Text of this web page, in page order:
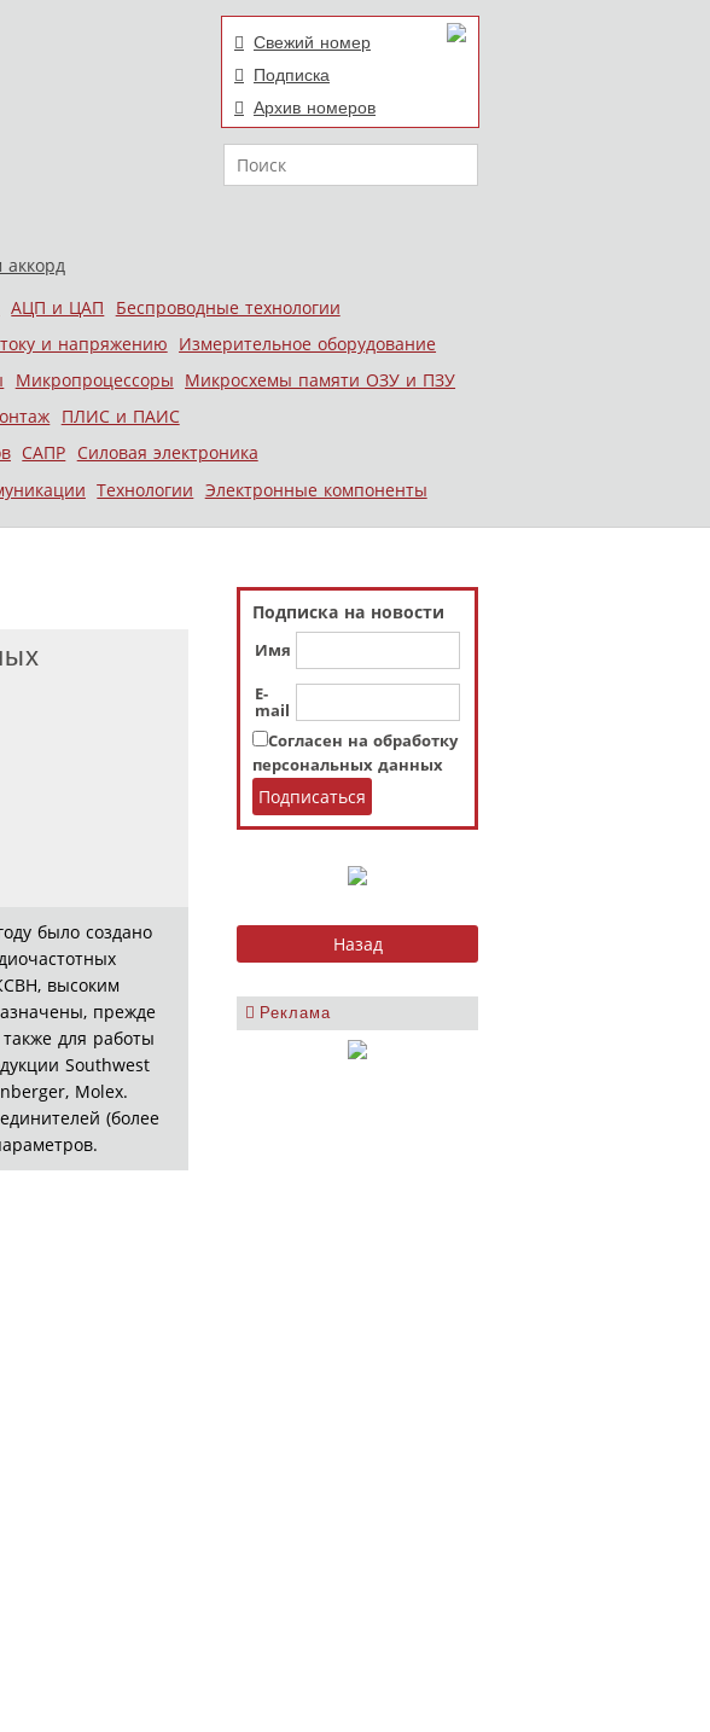
Свежий номер
Подписка
Архив номеров
Поиск
АЦП и ЦАП
Беспроводные технологии
и напряжению Измерительное оборудование
Микропроцессоры Микросхемы памяти ОЗУ и ПЗУ
ПЛИС и ПАИС
САПР Силовая электроника
Технологии Электронные компоненты
Подписка на новости
Имя
E-
mail
Согласен на обработку
персональных данных
Реклама
было создано
высоким
прежде
для работы
Southwest
Molex.
(более